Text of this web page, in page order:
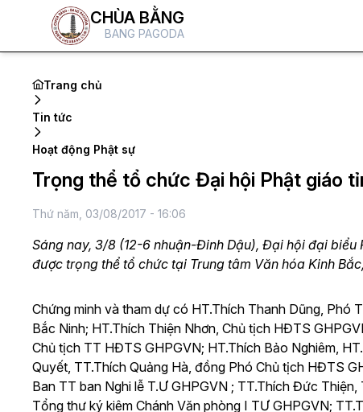
CHÙA BẰNG
BANG PAGODA
Trang chủ
Tin tức
Hoạt động Phật sự
Trọng thể tổ chức Đại hội Phật giáo
Thứ năm, 03/08/2017 - 16:06
Sáng nay, 3/8 (12-6 nhuận-Đinh Dậu), Đại hội đại biểu
được trọng thể tổ chức tại Trung tâm Văn hóa Kinh
Chứng minh và tham dự có HT.Thích Thanh Dũng, Phó
Bắc Ninh; HT.Thích Thiện Nhơn, Chủ tịch HĐTS
Chủ tịch TT HĐTS GHPGVN; HT.Thích Bảo Nghiêm,
Quyết, TT.Thích Quảng Hà, đồng Phó Chủ tịch HĐTS
Ban TT ban Nghi lễ T.Ư GHPGVN ; TT.Thích Đức
Tổng thư ký kiêm Chánh Văn phòng I TƯ GHPGVN;